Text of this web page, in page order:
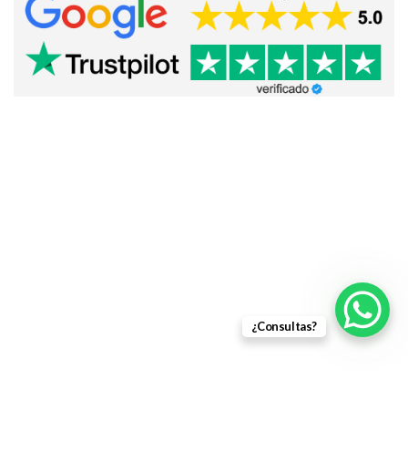
¿Consultas?